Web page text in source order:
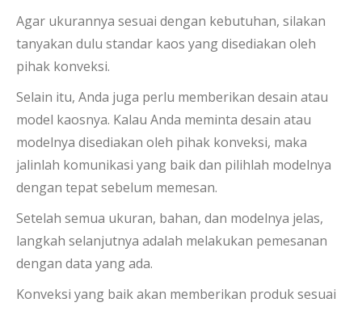
Agar ukurannya sesuai dengan kebutuhan, silakan
tanyakan dulu standar kaos yang disediakan oleh
pihak konveksi.
Selain itu, Anda juga perlu memberikan desain atau
model kaosnya. Kalau Anda meminta desain atau
modelnya disediakan oleh pihak konveksi, maka
jalinlah komunikasi yang baik dan pilihlah modelnya
dengan tepat sebelum memesan.
Setelah semua ukuran, bahan, dan modelnya jelas,
langkah selanjutnya adalah melakukan pemesanan
dengan data yang ada.
Konveksi yang baik akan memberikan produk sesuai